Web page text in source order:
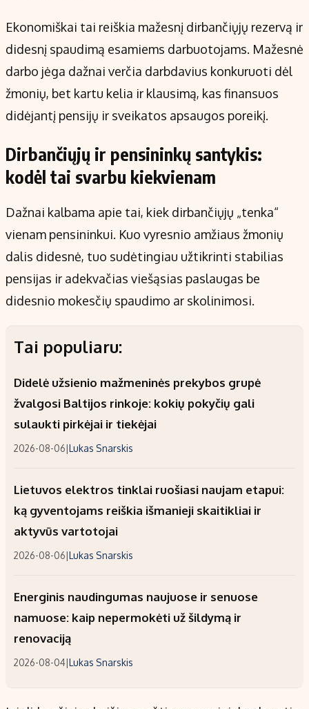
Ekonomiškai tai reiškia mažesnį dirbančiųjų rezervą ir
didesnį spaudimą esamiems darbuotojams. Mažesnė
darbo jėga dažnai verčia darbdavius konkuruoti dėl
žmonių, bet kartu kelia ir klausimą, kas finansuos
didėjantį pensijų ir sveikatos apsaugos poreikį.
Dirbančiųjų ir pensininkų santykis:
kodėl tai svarbu kiekvienam
Dažnai kalbama apie tai, kiek dirbančiųjų „tenka“
vienam pensininkui. Kuo vyresnio amžiaus žmonių
dalis didesnė, tuo sudėtingiau užtikrinti stabilias
pensijas ir adekvačias viešąsias paslaugas be
didesnio mokesčių spaudimo ar skolinimosi.
Tai populiaru:
Didelė užsienio mažmeninės prekybos grupė
žvalgosi Baltijos rinkoje: kokių pokyčių gali
sulaukti pirkėjai ir tiekėjai
2026-08-06|Lukas Snarskis
Lietuvos elektros tinklai ruošiasi naujam etapui:
ką gyventojams reiškia išmanieji skaitikliai ir
aktyvūs vartotojai
2026-08-06|Lukas Snarskis
Energinis naudingumas naujuose ir senuose
namuose: kaip nepermokėti už šildymą ir
renovaciją
2026-08-04|Lukas Snarskis